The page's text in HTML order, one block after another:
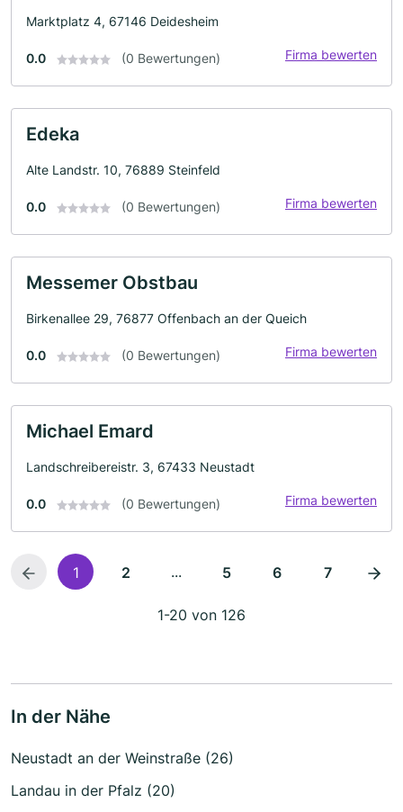
Marktplatz 4, 67146 Deidesheim
0.0 (0 Bewertungen) Firma bewerten
Edeka
Alte Landstr. 10, 76889 Steinfeld
0.0 (0 Bewertungen) Firma bewerten
Messemer Obstbau
Birkenallee 29, 76877 Offenbach an der Queich
0.0 (0 Bewertungen) Firma bewerten
Michael Emard
Landschreibereistr. 3, 67433 Neustadt
0.0 (0 Bewertungen) Firma bewerten
1 2 ... 5 6 7
1-20 von 126
In der Nähe
Neustadt an der Weinstraße (26)
Landau in der Pfalz (20)